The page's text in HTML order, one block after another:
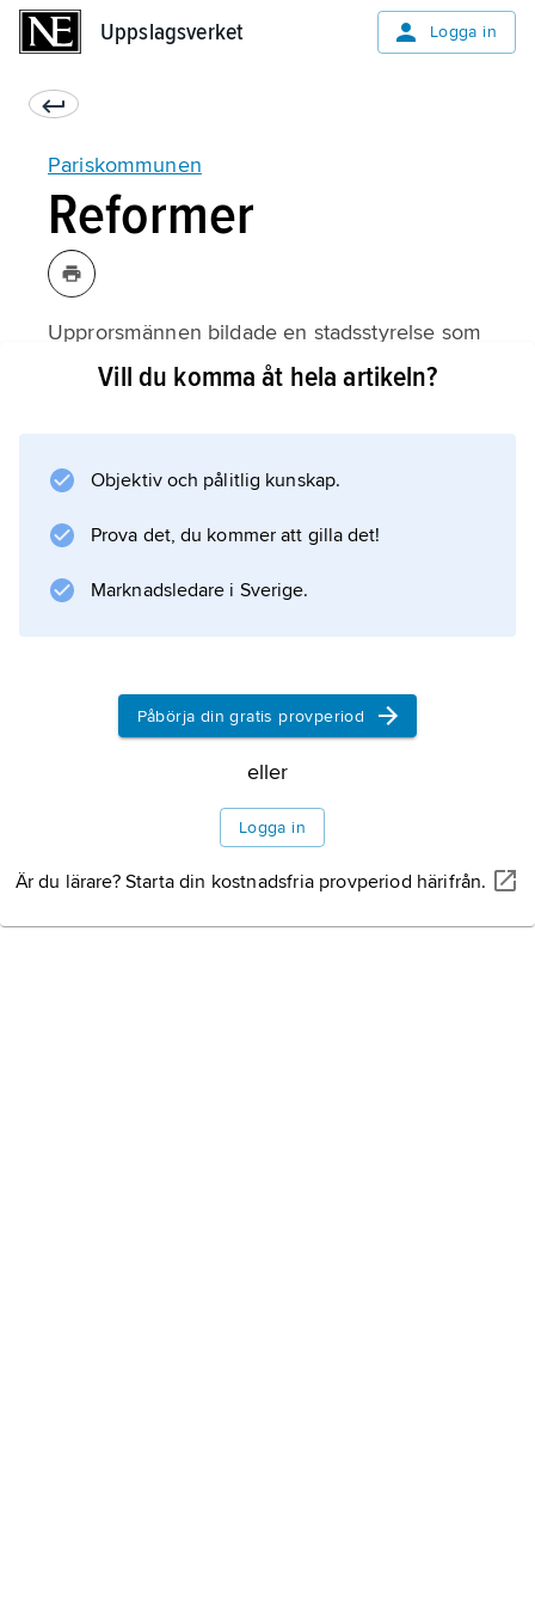
Uppslagsverket Logga in
Pariskommunen
Reformer
Upprorsmännen bildade en stadsstyrelse som
kallades Pariskommunen. Många i styrelsen
bland annat gratis skola, förbud mot
nattarbete och förbud mot för höga hyror.
Vill du komma åt hela artikeln?
Objektiv och pålitlig kunskap.
Prova det, du kommer att gilla det!
Marknadsledare i Sverige.
Påbörja din gratis provperiod
eller
Logga in
Är du lärare? Starta din kostnadsfria provperiod härifrån.